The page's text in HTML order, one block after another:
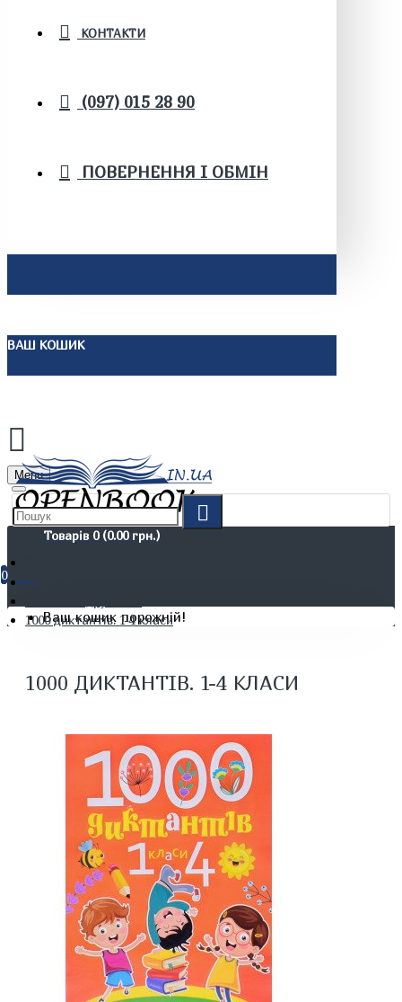
КОНТАКТИ
(097) 015 28 90
ПОВЕРНЕННЯ І ОБМІН
ВАШ КОШИК
Menu
Товарів 0 (0.00 грн.)
0
Ваш кошик порожній!
Дітям. Навчання та дозвілля
1000 диктантів. 1-4 класи
1000 ДИКТАНТІВ. 1-4 КЛАСИ